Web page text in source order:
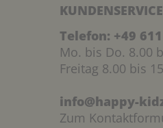
KUNDENSERVICE
Telefon: +49
Mo. bis Do. 8.00
Freitag 8.00 bis
info@happy-
Zum